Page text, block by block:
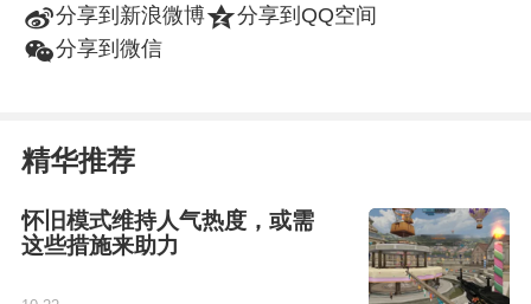
t分享到新浪微博z分享到QQ空间
w分享到微信
精华推荐
怀旧模式维持人气热度，或需
这些措施来助力